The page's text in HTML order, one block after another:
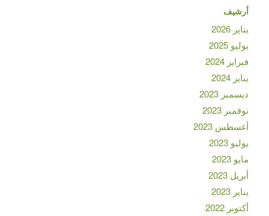
أرشيف
يناير 2026
يوليو 2025
فبراير 2024
يناير 2024
ديسمبر 2023
نوفمبر 2023
أغسطس 2023
يوليو 2023
مايو 2023
أبريل 2023
يناير 2023
أكتوبر 2022